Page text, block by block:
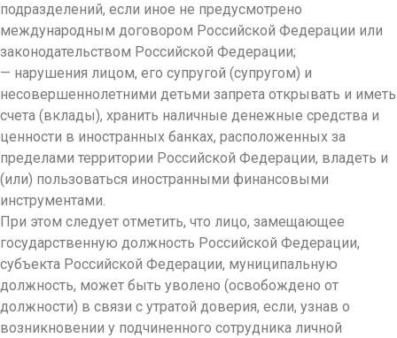
подразделений, если иное не предусмотрено
международным договором Российской Федерации или
законодательством Российской Федерации;
— нарушения лицом, его супругой (супругом) и
несовершеннолетними детьми запрета открывать и иметь
счета (вклады), хранить наличные денежные средства и
ценности в иностранных банках, расположенных за
пределами территории Российской Федерации, владеть и
(или) пользоваться иностранными финансовыми
инструментами.
При этом следует отметить, что лицо, замещающее
государственную должность Российской Федерации,
субъекта Российской Федерации, муниципальную
должность, может быть уволено (освобождено от
должности) в связи с утратой доверия, если, узнав о
возникновении у подчиненного сотрудника личной